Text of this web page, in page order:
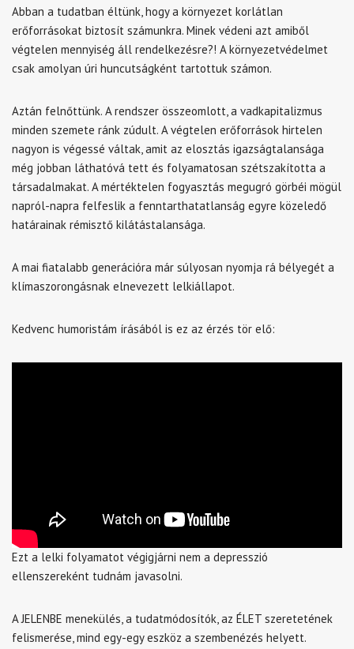
Abban a tudatban éltünk, hogy a környezet korlátlan
erőforrásokat biztosít számunkra. Minek védeni azt amiből
végtelen mennyiség áll rendelkezésre?! A környezetvédelmet
csak amolyan úri huncutságként tartottuk számon.
Aztán felnőttünk. A rendszer összeomlott, a vadkapitalizmus
minden szemete ránk zúdult. A végtelen erőforrások hirtelen
nagyon is végessé váltak, amit az elosztás igazságtalansága
még jobban láthatóvá tett és folyamatosan szétszakította a
társadalmakat. A mértéktelen fogyasztás megugró görbéi mögül
napról-napra felfeslik a fenntarthatatlanság egyre közeledő
határainak rémisztő kilátástalansága.
A mai fiatalabb generációra már súlyosan nyomja rá bélyegét a
klímaszorongásnak elnevezett lelkiállapot.
Kedvenc humoristám írásából is ez az érzés tör elő:
Ezt a lelki folyamatot végigjárni nem a depresszió
ellenszereként tudnám javasolni.
A JELENBE menekülés, a tudatmódosítók, az ÉLET szeretetének
felismerése, mind egy-egy eszköz a szembenézés helyett.